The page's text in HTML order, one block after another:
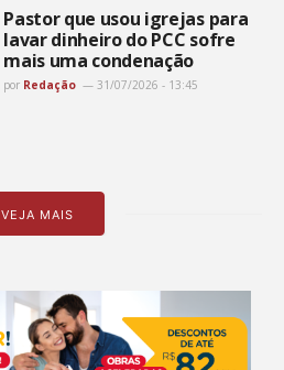
Pastor que usou igrejas para
lavar dinheiro do PCC sofre
mais uma condenação
por Redação 31/07/2026 - 13:45
VEJA MAIS